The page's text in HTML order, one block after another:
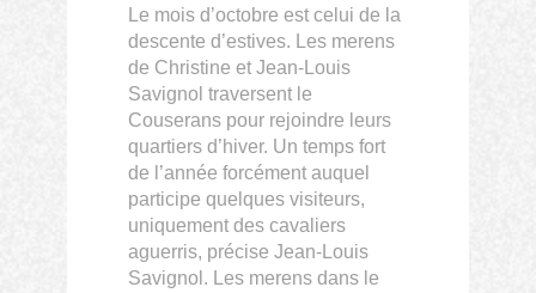
Le mois d’octobre est celui de la
descente d’estives. Les merens
de Christine et Jean-Louis
Savignol traversent le
Couserans pour rejoindre leurs
quartiers d’hiver. Un temps fort
de l’année forcément auquel
participe quelques visiteurs,
uniquement des cavaliers
aguerris, précise Jean-Louis
Savignol. Les merens dans le